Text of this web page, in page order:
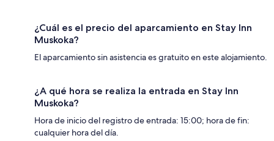
¿Cuál es el precio del aparcamiento en Stay Inn
Muskoka?
El aparcamiento sin asistencia es gratuito en este alojamiento.
¿A qué hora se realiza la entrada en Stay Inn
Muskoka?
Hora de inicio del registro de entrada: 15:00; hora de fin:
cualquier hora del día.